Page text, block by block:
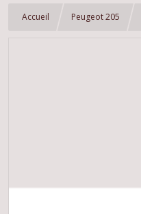
Accueil Peugeot 205